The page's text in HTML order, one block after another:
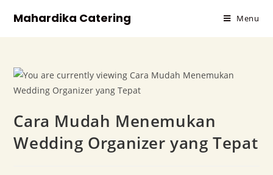
Mahardika Catering Menu
Cara Mudah Menemukan
Wedding Organizer yang Tepat